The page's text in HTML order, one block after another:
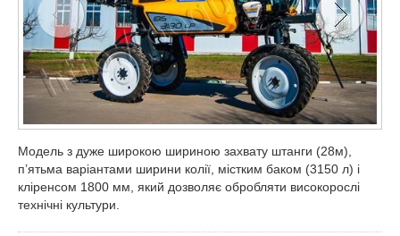
Модель з дуже широкою шириною захвату штанги (28м),
п’ятьма варіантами ширини колії, містким баком (3150 л) і
кліренсом 1800 мм, який дозволяє обробляти високорослі
технічні культури.